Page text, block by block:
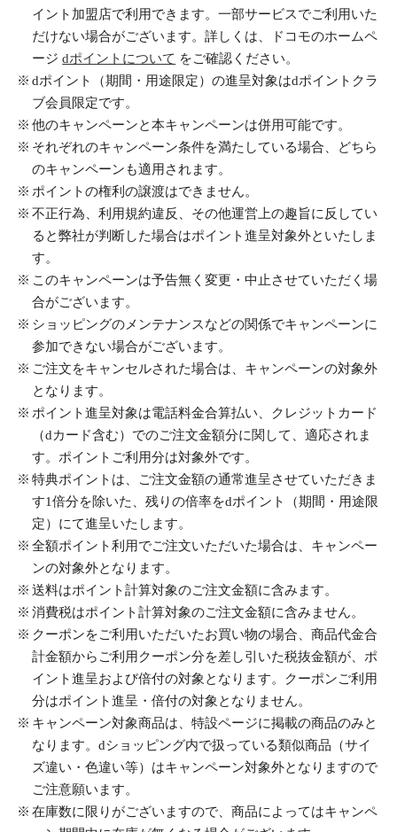
イント加盟店で利用できます。一部サービスでご利用いた
だけない場合がございます。詳しくは、ドコモのホームペ
ージdポイントについて をご確認ください。
dポイント（期間・用途限定）の進呈対象はdポイントクラ
ブ会員限定です。
他のキャンペーンと本キャンペーンは併用可能です。
それぞれのキャンペーン条件を満たしている場合、どちら
のキャンペーンも適用されます。
ポイントの権利の譲渡はできません。
不正行為、利用規約違反、その他運営上の趣旨に反してい
ると弊社が判断した場合はポイント進呈対象外といたしま
す。
このキャンペーンは予告無く変更・中止させていただく場
合がございます。
ショッピングのメンテナンスなどの関係でキャンペーンに
参加できない場合がございます。
ご注文をキャンセルされた場合は、キャンペーンの対象外
となります。
ポイント進呈対象は電話料金合算払い、クレジットカード
（dカード含む）でのご注文金額分に関して、適応されま
す。ポイントご利用分は対象外です。
特典ポイントは、ご注文金額の通常進呈させていただきま
す1倍分を除いた、残りの倍率をdポイント（期間・用途限
定）にて進呈いたします。
全額ポイント利用でご注文いただいた場合は、キャンペー
ンの対象外となります。
送料はポイント計算対象のご注文金額に含みます。
消費税はポイント計算対象のご注文金額に含みません。
クーポンをご利用いただいたお買い物の場合、商品代金合
計金額からご利用クーポン分を差し引いた税抜金額が、ポ
イント進呈および倍付の対象となります。クーポンご利用
分はポイント進呈・倍付の対象となりません。
キャンペーン対象商品は、特設ページに掲載の商品のみと
なります。dショッピング内で扱っている類似商品（サイ
ズ違い・色違い等）はキャンペーン対象外となりますので
ご注意願います。
在庫数に限りがございますので、商品によってはキャンペ